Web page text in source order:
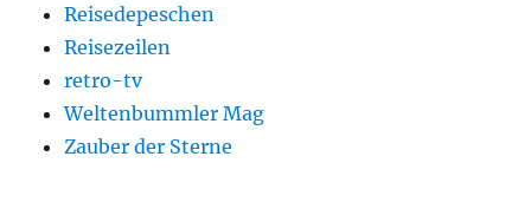
Reisedepeschen
Reisezeilen
retro-tv
Weltenbummler Mag
Zauber der Sterne